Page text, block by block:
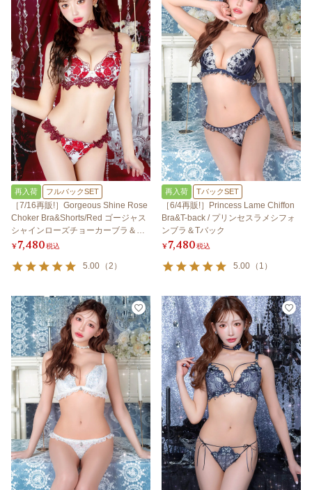
再入荷 フルバックSET
［7/16再販!］Gorgeous Shine Rose
Choker Bra&Shorts/Red ゴージャス
シャインローズチョーカーブラ＆シ
ョーツ/レッド
¥7,480税込
5.00 （2 ）
再入荷 TバックSET
［6/4再販!］Princess Lame Chiffon
Bra&T-back / プリンセスラメシフォ
ンブラ＆Tバック
¥7,480税込
5.00 （ 1 ）